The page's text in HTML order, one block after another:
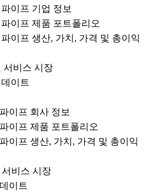
이프 기업 정보
파이프 제품 포트폴리오
이프 생산, 가치, 가격 및 총이익
서비스 시장
이트
이프 회사 정보
이프 제품 포트폴리오
이프 생산, 가치, 가격 및 총이익
서비스 시장
이트